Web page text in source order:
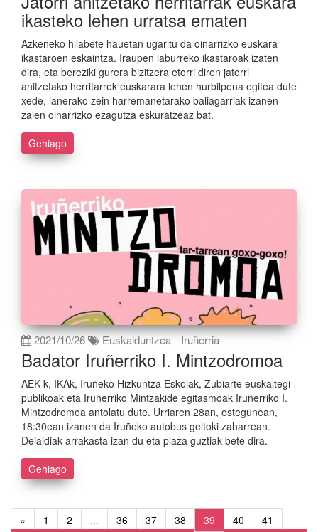
ikasteko lehen urratsa ematen
Azkeneko hilabete hauetan ugaritu da oinarrizko euskara
ikastaroen eskaintza. Iraupen laburreko ikastaroak izaten
dira, eta bereziki gurera bizitzera etorri diren jatorri
anitzetako herritarrek euskarara lehen hurbilpena egitea dute
xede, lanerako zein harremanetarako baliagarriak izanen
zaien oinarrizko ezagutza eskuratzeaz bat.
Gehiago
2021/10/26 Euskalduntzea Iruñerria
Badator Iruñerriko I. Mintzodromoa
AEK-k, IKAk, Iruñeko Hizkuntza Eskolak, Zubiarte euskaltegi
publikoak eta Iruñerriko Mintzakide egitasmoak Iruñerriko I.
Mintzodromoa antolatu dute. Urriaren 28an, ostegunean,
18:30ean izanen da Iruñeko autobus geltoki zaharrean.
Deialdiak arrakasta izan du eta plaza guztiak bete dira.
Gehiago
« 1 2 ... 36 37 38 39 40
41